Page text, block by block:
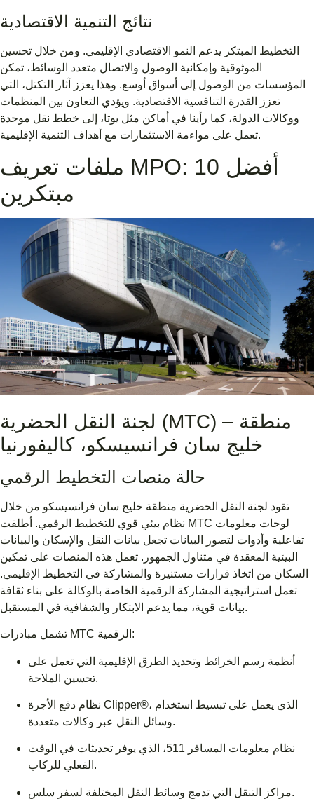
نتائج التنمية الاقتصادية
التخطيط المبتكر يدعم النمو الاقتصادي الإقليمي. ومن خلال تحسين
الموثوقية وإمكانية الوصول والاتصال متعدد الوسائط، تمكن
المؤسسات من الوصول إلى أسواق أوسع. وهذا يعزز آثار التكتل، التي
تعزز القدرة التنافسية الاقتصادية. ويؤدي التعاون بين المنظمات
ووكالات الدولة، كما رأينا في أماكن مثل يوتا، إلى خطط نقل موحدة
تعمل على مواءمة الاستثمارات مع أهداف التنمية الإقليمية.
ملفات تعريف MPO: أفضل 10
لجنة النقل الحضرية (MTC) – منطقة
حالة منصات التخطيط الرقمي
تقود لجنة النقل الحضرية منطقة خليج سان فرانسيسكو من خلال
نظام بيئي قوي للتخطيط الرقمي. أطلقت MTC لوحات معلومات
تفاعلية وأدوات لتصور البيانات تجعل بيانات النقل والإسكان والبيانات
البيئية المعقدة في متناول الجمهور. تعمل هذه المنصات على تمكين
السكان من اتخاذ قرارات مستنيرة والمشاركة في التخطيط الإقليمي.
تعمل استراتيجية المشاركة الرقمية الخاصة بالوكالة على بناء ثقافة
بيانات قوية، مما يدعم الابتكار والشفافية في المستقبل.
تشمل مبادرات MTC الرقمية:
أنظمة رسم الخرائط وتحديد الطرق الإقليمية التي تعمل على
تحسين الملاحة.
نظام دفع الأجرة Clipper®، الذي يعمل على تبسيط استخدام
وسائل النقل عبر وكالات متعددة.
نظام معلومات المسافر 511، الذي يوفر تحديثات في الوقت
الفعلي للركاب.
مراكز التنقل التي تدمج وسائط النقل المختلفة لسفر سلس.